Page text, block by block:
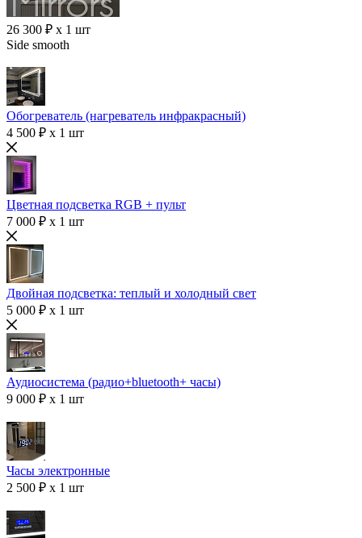
26 300 ₽ x 1 шт
Side smooth
Обогреватель (нагреватель инфракрасный)
4 500 ₽ x 1 шт
Цветная подсветка RGB + пульт
7 000 ₽ x 1 шт
Двойная подсветка: теплый и холодный свет
5 000 ₽ x 1 шт
Аудиосистема (радио+bluetooth+ часы)
9 000 ₽ x 1 шт
Часы электронные
2 500 ₽ x 1 шт